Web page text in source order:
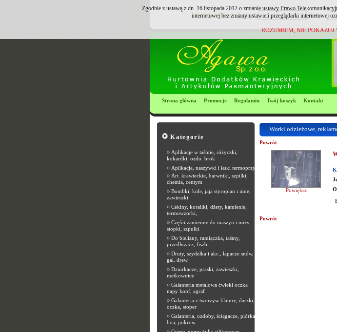
Zarejestruj się Login: Hasło:
Strona główna Promocje Regulamin Twój koszyk Kontakt
Kategorie
» Aplikacje w taśmie, różyczki,
kokardki, ozdo. brok
» Aplikacje, naszywki i łatki termoprzyle
» Art. krawieckie, barwniki, szpilki,
chemia, centym
» Bombki, kule, jaja styropian i inne,
zawieszki
» Cekiny, koraliki, dżety, kamienie,
termowzorki,
» Części zamienne do maszyn i noży,
stopki, szpulki
» Do bielizny, ramiączka, taśmy,
przedłużacz, fiszbi
» Druty, szydełka i akc., łapacze snów,
gal. drew.
» Dziurkacze, praski, zawieszki,
metkownice
» Galanteria metalowa ćwieki oczka
napy konf, agraf
» Galanteria z tworzyw klamry, daszki,
oczka, stoper
» Galanteria, ozdoby, ściągacze, piórka,
boa, pokrow
Worki odzieżowe,
Powrót
Powiększ
Powrót
Zgodnie z ustawą z dn. 16 listopada 2012 o zmianie ustawy Prawo
internetowej bez zmiany ustawień przeglądarki internetowej
ROZUMIEM, NIE POKAZUJ